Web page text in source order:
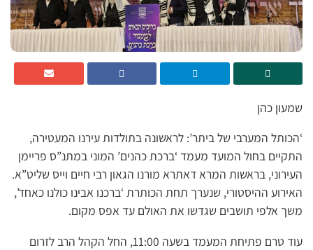
שמעון כהן
‘הכותל המערבי של ביתר’: לראשונה בתולדות עירנו המעטירה,
התקיים בחול המועד מעמד ‘ברכת כהנים’ המוני במתנ”ס פריימן
העירוני, בראשות המרא דאתרא מורנו הגאון רבי חיים וייס שליט”א.
האירוע ההיסטורי, שנערך תחת הכותרת ‘ברכנו אבינו כולנו כאחד’,
משך אלפי תושבים שגדשו את האולם עד אפס מקום.
עוד טרם פתיחת המעמד בשעה 11:00, החל הקהל הרב לזרום